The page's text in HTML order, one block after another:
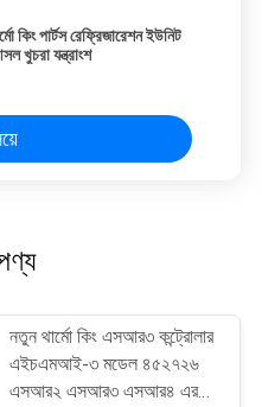
কিং পার্টস রেফ্রিজারেশন ইউনিট
খুচরা যন্ত্রাংশ
নতুন থার্মো কিং এসআর৩ কন্ট্রোলার
এইচএমআই-৩ মডেল ৪৫২৭২৬
এসআর২ এসআর৩ এসআর৪ এর